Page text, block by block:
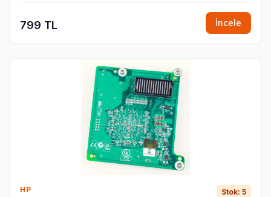
799 TL İncele
HP Stok: 5